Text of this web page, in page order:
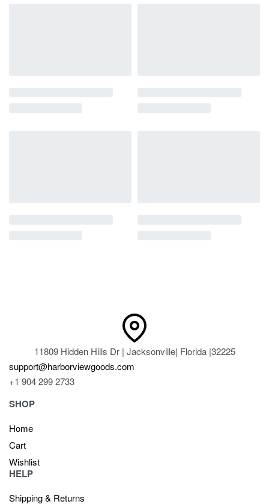
11809 Hidden Hills Dr | Jacksonville| Florida |32225
support@harborviewgoods.com
+1 904 299 2733
SHOP
Home
Cart
Wishlist
HELP
Shipping & Returns